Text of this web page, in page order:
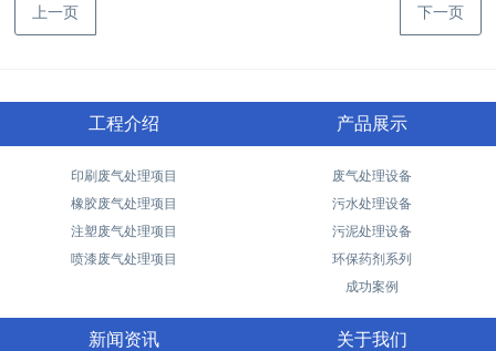
上一页 下一页
工程介绍
印刷废气处理项目
橡胶废气处理项目
注塑废气处理项目
喷漆废气处理项目
产品展示
废气处理设备
污水处理设备
污泥处理设备
环保药剂系列
成功案例
新闻资讯 关于我们